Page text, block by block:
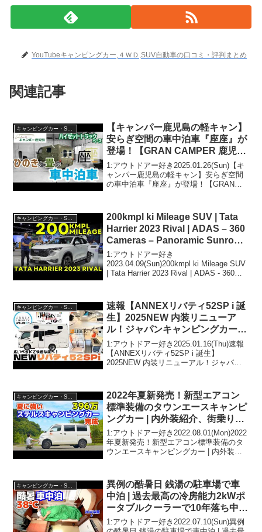
YouTubeキャンピングカー,４ＷＤ,SUV自動車の口コミ・評判まとめ
関連記事
キャンピングカー・SUV人気車種
【キャンパー鹿児島の軽キャン】
安らぎ空間の車中泊車『座座』が
登場！【GRAN CAMPER 鹿児
島】【GRAN CAMPER 東京】
1:アウトドアー好き2025.01.26(Sun)【キ
ャンパー鹿児島の軽キャン】安らぎ空間
の車中泊車『座座』が登場！【GRAN
いで！！2:アウトドアー好...
200kmpl ki Mileage SUV | Tata
Harrier 2023 Rival | ADAS – 360
Cameras – Panoramic Sunroof
– Luxury🔥
1:アウトドアー好き
2023.04.09(Sun)200kmpl ki Mileage SUV
| Tata Harrier 2023 Rival | ADAS - 360
キャンピングカー・SUV人気車種
速報【ANNEXリバティ52SP i 誕
生】2025NEW 内装リニューア
ル！ジャパンキャンピングカーシ
ョー2025幕張メッセに出展予
定！ぜひ展示ホール４ LACグル
ープブースへ！
1:アウトドアー好き2025.01.16(Thu)速報
【ANNEXリバティ52SP i 誕生】
2025NEW 内装リニューアル！ジャパン
ープブースへ！って人気で...
2022年夏新発売！新型エアコン
標準装備のタウンエースキャンピ
ングカー | 内外装紹介、街乗り試
乗、感じたメリット③デメリット
⑥【見積書&納期公開】「ルクシ
オプロ」
1:アウトドアー好き2022.08.01(Mon)2022
年夏新発売！新型エアコン標準装備のタ
ウンエースキャンピングカー | 内外装紹
プロ」って人気で話題らしいぞ、見...
キャンピングカー・SUV人気車種
異例の酷暑日 銭湯の駐車場で車
中泊 | 過去最高の冷房能力2kWポ
ータブルクーラーで10年落ち中古
キャンピングカーを冷えるのか検
1:アウトドアー好き2022.07.10(Sun)異例